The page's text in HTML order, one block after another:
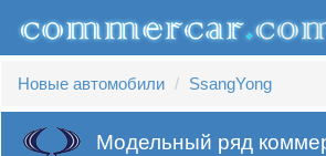
Новые автомобили SsangYong
Модельный ряд